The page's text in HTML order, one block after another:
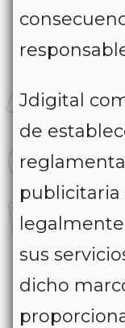
Jdigital
de
publicitaria
sus
dicho